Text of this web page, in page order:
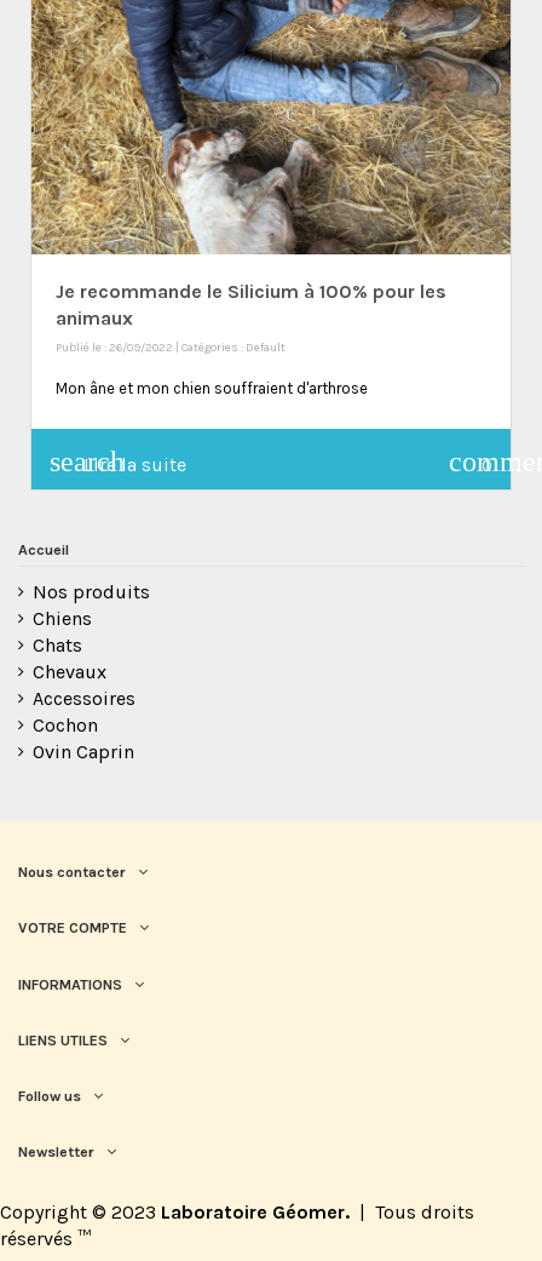
Je recommande le Silicium à 100% pour les
animaux
Publié le : 26/09/2022 | Catégories : Default
Mon âne et mon chien souffraient d'arthrose
search
Lire la suite 0
Accueil
Nos produits
Chiens
Chats
Chevaux
Accessoires
Cochon
Ovin Caprin
Nous contacter
VOTRE COMPTE
INFORMATIONS
LIENS UTILES
Follow us
Newsletter
Copyright © 2023 Laboratoire Géomer.
Tous droits
réservés ™